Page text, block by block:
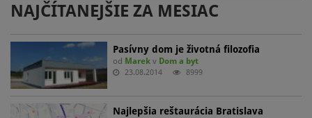
NAJČÍTANEJŠIE ZA MESIAC
Pasívny dom je životná filozofia
od Marek v Dom a byt
23.08.2014 8999
Najlepšia reštaurácia Bratislava